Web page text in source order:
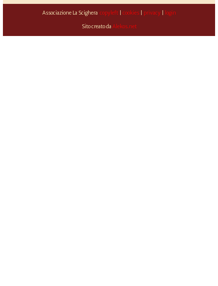
Associazione La Scighera copyleft| cookies| privacy| login
Sito creato da Alekos.net